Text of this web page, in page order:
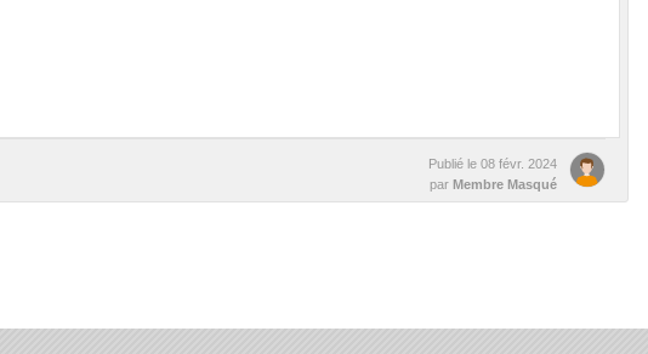
Publié le 08 févr. 2024
par Membre Masqué